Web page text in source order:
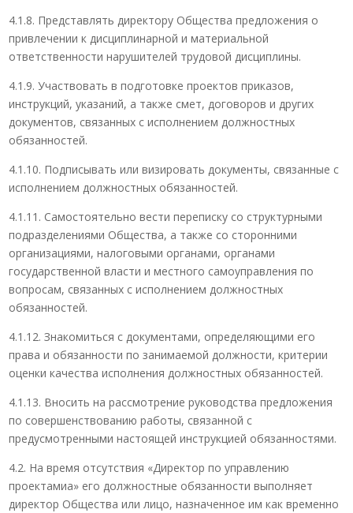
4.1.8. Представлять директору Общества предложения о
привлечении к дисциплинарной и материальной
ответственности нарушителей трудовой дисциплины.
4.1.9. Участвовать в подготовке проектов приказов,
инструкций, указаний, а также смет, договоров и других
документов, связанных с исполнением должностных
обязанностей.
4.1.10. Подписывать или визировать документы, связанные с
исполнением должностных обязанностей.
4.1.11. Самостоятельно вести переписку со структурными
подразделениями Общества, а также со сторонними
организациями, налоговыми органами, органами
государственной власти и местного самоуправления по
вопросам, связанных с исполнением должностных
обязанностей.
4.1.12. Знакомиться с документами, определяющими его
права и обязанности по занимаемой должности, критерии
оценки качества исполнения должностных обязанностей.
4.1.13. Вносить на рассмотрение руководства предложения
по совершенствованию работы, связанной с
предусмотренными настоящей инструкцией обязанностями.
4.2. На время отсутствия «Директор по управлению
проектамиа» его должностные обязанности выполняет
директор Общества или лицо, назначенное им как временно